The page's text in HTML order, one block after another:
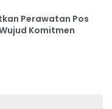
Perawatan Pos
Komitmen